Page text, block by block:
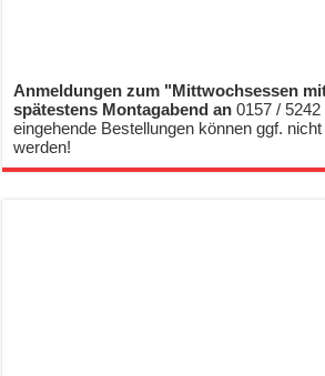
Anmeldungen zum "Mittwochsessen
spätestens Montagabend an0157 /
eingehende Bestellungen können ggf.
werden!